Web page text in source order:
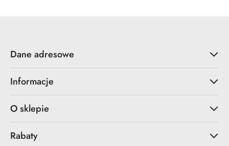
Dane adresowe
Informacje
O sklepie
Rabaty